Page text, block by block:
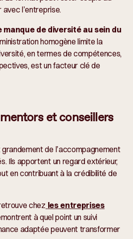
l’entreprise.
manque de diversité au sein du
homogène limite la
en termes de compétences,
est un facteur clé de
et conseillers
de l’accompagnement
Ils apportent un regard extérieur,
en contribuant à la crédibilité de
chez les entreprises
à quel point un suivi
adaptée peuvent transformer